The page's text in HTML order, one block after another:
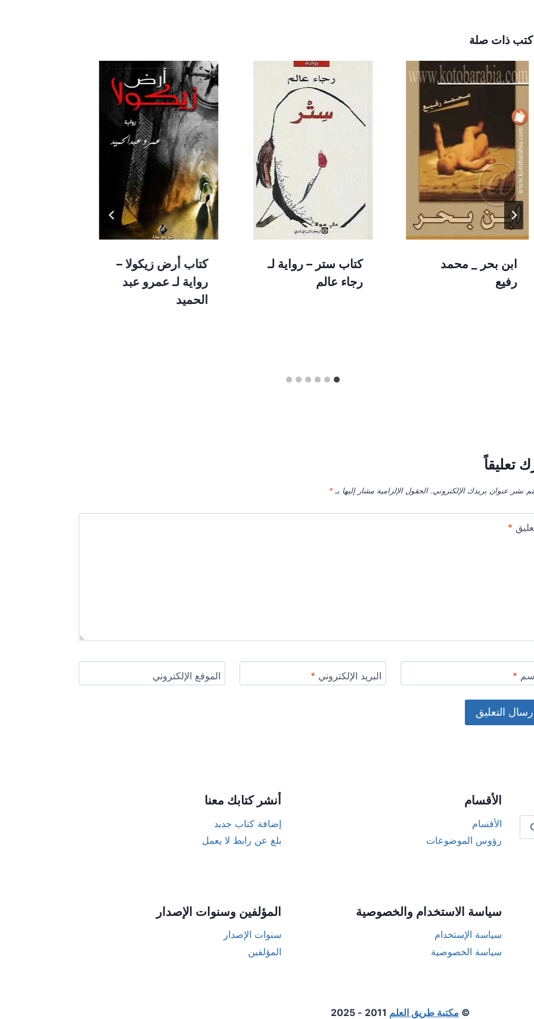
كتب ذات صلة
ابن بحر _ محمد
رفيع
كتاب ستر – رواية لـ
رجاء عالم
كتاب أرض زيكولا –
رواية لـ عمرو عبد
الحميد
تعليقاً
نشر عنوان بريدك الإلكتروني. الحقول الإلزامية مشار إليها بـ*
*
* البريد الإلكتروني * الموقع الإلكتروني
الأقسام
الأقسام
رؤوس الموضوعات
أنشر كتابك معنا
إضافة كتاب جديد
بلغ عن رابط لا يعمل
سياسة الاستخدام والخصوصية
سياسة الإستخدام
سياسة الخصوصية
المؤلفين وسنوات الإصدار
سنوات الإصدار
المؤلفين
© مكتبة طريق العلم